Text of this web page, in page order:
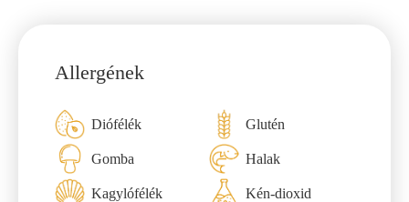
Allergének
Diófélék Glutén
Gomba Halak
Kagylófélék Kén-dioxid